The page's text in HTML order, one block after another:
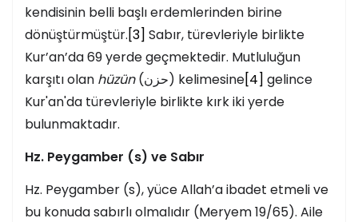
kendisinin belli başlı erdemlerinden birine
dönüştürmüştür.[3] Sabır, türevleriyle birlikte
Kur’an’da 69 yerde geçmektedir. Mutluluğun
karşıtı olan hüzün (حزن) kelimesine[4] gelince
Kur'an'da türevleriyle birlikte kırk iki yerde
bulunmaktadır.
Hz. Peygamber (s) ve Sabır
Hz. Peygamber (s), yüce Allah’a ibadet etmeli ve
bu konuda sabırlı olmalıdır (Meryem 19/65). Aile